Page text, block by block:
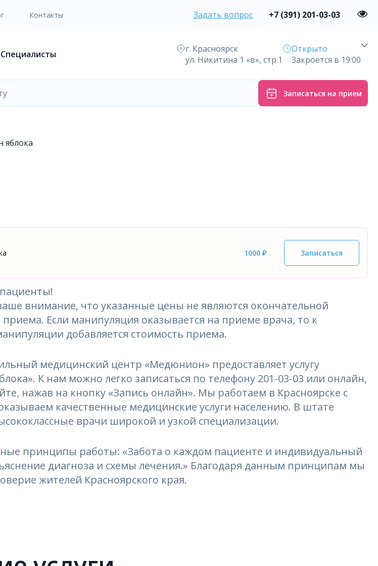
Контакты Задать вопрос +7 (391) 201-03-03
Специалисты
г. Красноярск
ул. Никитина 1 «в», стр.1
Открыто
Закроется в 19:00
Записаться на прием
яблока
1000 ₽ Записаться
внимание, что указанные цены не являются окончательной
Если манипуляция оказывается на приеме врача, то к
добавляется стоимость приема.
медицинский центр «Медюнион» предоставляет услугу
К нам можно легко записаться по телефону 201-03-03 или онлайн,
нажав на кнопку «Запись онлайн». Мы работаем в Красноярске с
качественные медицинские услуги населению. В штате
врачи широкой и узкой специализации.
принципы работы: «Забота о каждом пациенте и индивидуальный
диагноза и схемы лечения.» Благодаря данным принципам мы
жителей Красноярского края.